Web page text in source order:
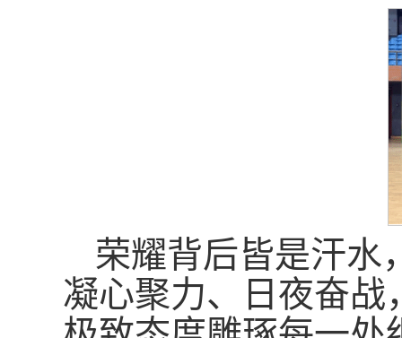
荣耀背后皆是汗水
凝心聚力、日夜奋战